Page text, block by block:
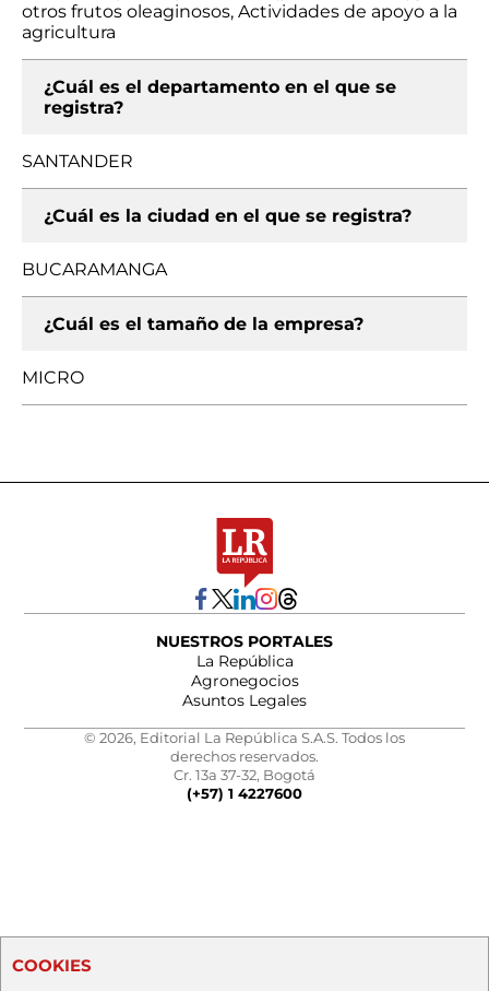
otros frutos oleaginosos, Actividades de apoyo a la
agricultura
¿Cuál es el departamento en el que se
registra?
SANTANDER
¿Cuál es la ciudad en el que se registra?
BUCARAMANGA
¿Cuál es el tamaño de la empresa?
MICRO
NUESTROS PORTALES
La República
Agronegocios
Asuntos Legales
© 2026, Editorial La República S.A.S. Todos los
derechos reservados.
Cr. 13a 37-32, Bogotá
(+57) 1 4227600
COOKIES